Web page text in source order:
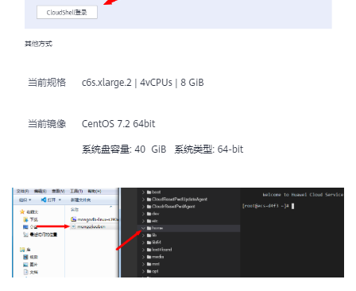
客
论
坛
的
圈
子
我
的
直
播
我
的
活
我
的
注
我
开
发
者
的
Programs
我
的
支